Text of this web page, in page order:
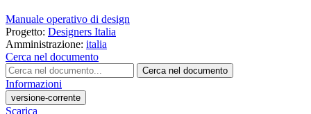
Manuale operativo di design
Progetto: Designers Italia
Amministrazione: italia
Cerca nel documento
Cerca nel documento
Informazioni
versione-corrente
Scarica